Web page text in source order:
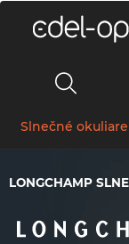
Slnečné okuliare
LONGCHAMP